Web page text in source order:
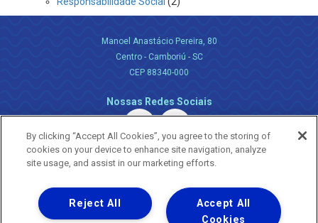
Manoel Anastácio Pereira, 80
Centro - Camboriú - SC
CEP 88340-000
Nossas Redes Sociais
Uma empresa
Copyright ® 2026 - Todos os Direitos Reservados.
By clicking “Accept All Cookies”, you agree to the storing of
cookies on your device to enhance site navigation, analyze
site usage, and assist in our marketing efforts.
Accept All
Cookies
Reject All